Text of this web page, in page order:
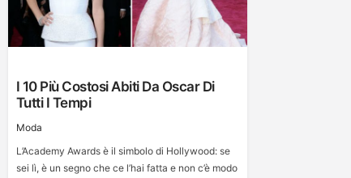
I 10 Più Costosi Abiti Da Oscar Di
Tutti I Tempi
Moda
L’Academy Awards è il simbolo di Hollywood: se
sei lì, è un segno che ce l’hai fatta e non c’è modo